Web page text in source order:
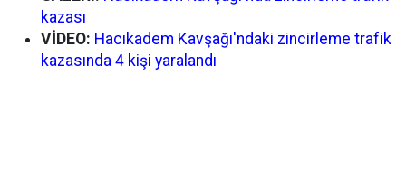
kazası
VİDEO: Hacıkadem Kavşağı'ndaki zincirleme trafik
kazasında 4 kişi yaralandı